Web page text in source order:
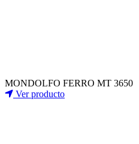
MONDOLFO FERRO MT 3650
Ver producto